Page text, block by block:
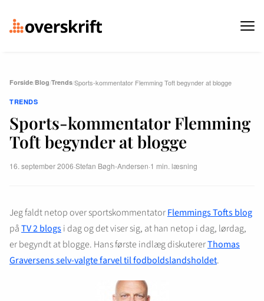
Forside/Blog/Trends/Sports-kommentator Flemming Toft begynder at blogge
TRENDS
Sports-kommentator Flemming
Toft begynder at blogge
16. september 2006·Stefan Bøgh-Andersen·1 min. læsning
Jeg faldt netop over sportskommentatorFlemmings Tofts blog
påTV 2 blogsi dag og det viser sig, at han netop i dag, lørdag,
er begyndt at blogge. Hans første indlæg diskutererThomas
Graversens selv-valgte farvel til fodboldslandsholdet.